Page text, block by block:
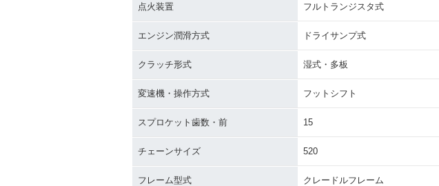
点火装置 フルトランジスタ式
エンジン潤滑方式 ドライサンプ式
クラッチ形式 湿式・多板
変速機・操作方式 フットシフト
スプロケット歯数・前 15
チェーンサイズ 520
フレーム型式 クレードルフレーム